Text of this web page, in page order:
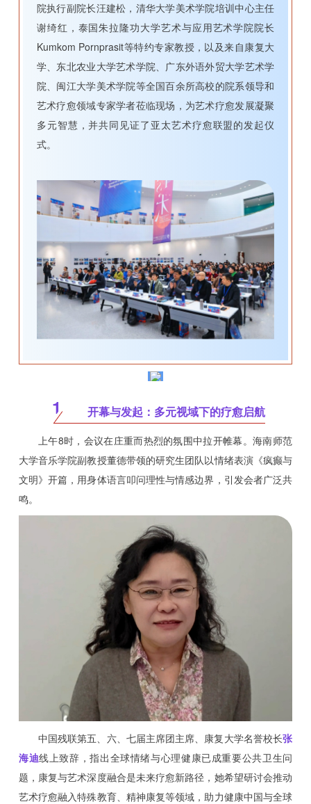
院执行副院长汪建松，清华大学美术学院培训中心主任
谢绮红，泰国朱拉隆功大学艺术与应用艺术学院院长
Kumkom Pornprasit等特约专家教授，以及来自康复大
学、东北农业大学艺术学院、广东外语外贸大学艺术学
院、闽江大学美术学院等全国百余所高校的院系领导和
艺术疗愈领域专家学者莅临现场，为艺术疗愈发展凝聚
多元智慧，并共同见证了亚太艺术疗愈联盟的发起仪
式。
1 开幕与发起：多元视域下的疗愈启航
上午8时，会议在庄重而热烈的氛围中拉开帷幕。海南师范
大学音乐学院副教授董德带领的研究生团队以情绪表演《疯癫与
文明》开篇，用身体语言叩问理性与情感边界，引发会者广泛共
鸣。
中国残联第五、六、七届主席团主席、康复大学名誉校长张
海迪线上致辞，指出全球情绪与心理健康已成重要公共卫生问
题，康复与艺术深度融合是未来疗愈新路径，她希望研讨会推动
艺术疗愈融入特殊教育、精神康复等领域，助力健康中国与全球